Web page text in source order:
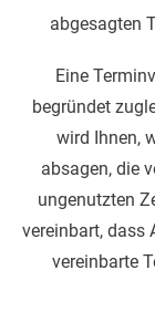
abgesagten
Eine
begründet
wird Ihnen,
absagen, die
ungenutzten
vereinbart, dass
vereinbarte